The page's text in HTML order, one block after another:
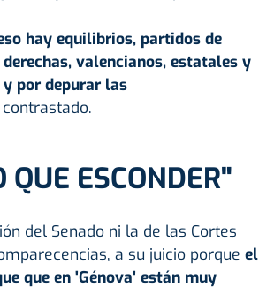
hay equilibrios, partidos de
valencianos, estatales y
por depurar las
ESCONDER"
del Senado ni la de las Cortes
a su juicio porque el
que en 'Génova' están muy